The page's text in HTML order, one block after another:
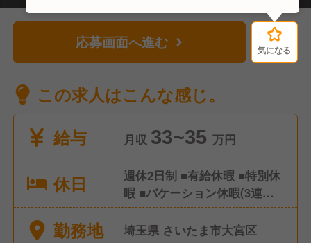
応募画面へ進む 気になる
この求人はこんな感じ。
給与
月収 33~35 万円
休日
週休2日制 ■有給休暇 ■特別休
暇 ■バケーション休暇(3連
休・5連休) ■年末年始休暇(4
連休) ■バースデー休暇 ■失恋
勤務地 埼玉県 さいたま市大宮区
気になる